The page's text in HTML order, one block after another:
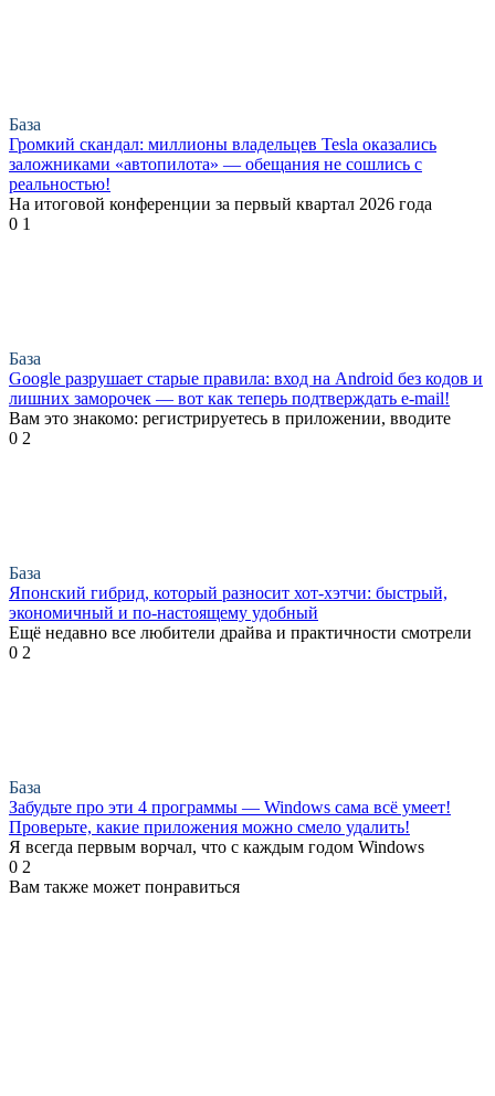
База
Громкий скандал: миллионы владельцев Tesla оказались
заложниками «автопилота» — обещания не сошлись с
реальностью!
На итоговой конференции за первый квартал 2026 года
0 1
База
Google разрушает старые правила: вход на Android без кодов и
лишних заморочек — вот как теперь подтверждать e-mail!
Вам это знакомо: регистрируетесь в приложении, вводите
0 2
База
Японский гибрид, который разносит хот-хэтчи: быстрый,
экономичный и по-настоящему удобный
Ещё недавно все любители драйва и практичности смотрели
0 2
База
Забудьте про эти 4 программы — Windows сама всё умеет!
Проверьте, какие приложения можно смело удалить!
Я всегда первым ворчал, что с каждым годом Windows
0 2
Вам также может понравиться